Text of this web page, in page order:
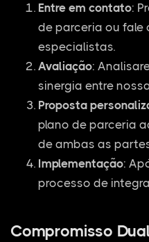
Entre em contato:
de parceria ou fale
especialistas.
Avaliação:
sinergia entre
Proposta
plano de parceria
de ambas as
Implementação:
processo de
Compromisso